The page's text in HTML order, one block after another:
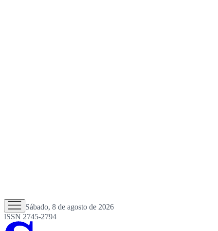
Sábado, 8 de agosto de 2026
ISSN 2745-2794